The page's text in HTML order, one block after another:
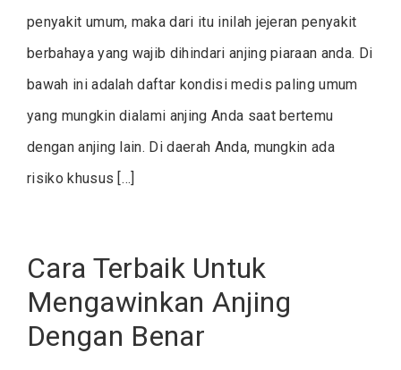
penyakit umum, maka dari itu inilah jejeran penyakit
berbahaya yang wajib dihindari anjing piaraan anda. Di
bawah ini adalah daftar kondisi medis paling umum
yang mungkin dialami anjing Anda saat bertemu
dengan anjing lain. Di daerah Anda, mungkin ada
risiko khusus […]
Cara Terbaik Untuk
Mengawinkan Anjing
Dengan Benar